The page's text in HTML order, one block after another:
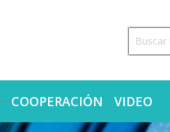
COOPERACIÓN VIDEO